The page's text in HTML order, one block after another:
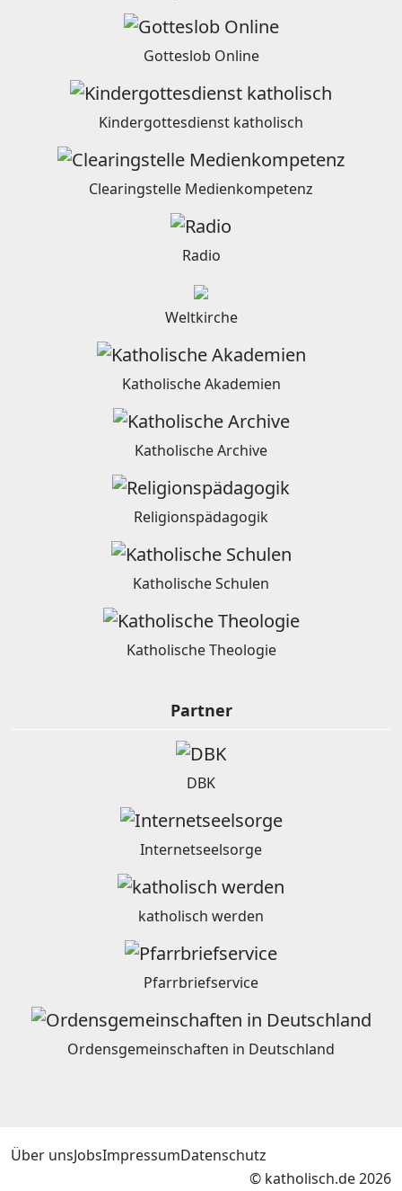
Gotteslob Online
Kindergottesdienst katholisch
Clearingstelle Medienkompetenz
Radio
Weltkirche
Katholische Akademien
Katholische Archive
Religionspädagogik
Katholische Schulen
Katholische Theologie
Partner
DBK
Internetseelsorge
katholisch werden
Pfarrbriefservice
Ordensgemeinschaften in Deutschland
Über unsJobsImpressumDatenschutz
© katholisch.de 2026